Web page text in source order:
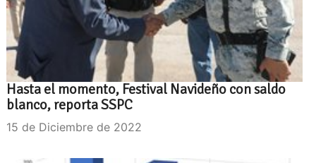
Hasta el momento, Festival Navideño con saldo
blanco, reporta SSPC
15 de Diciembre de 2022